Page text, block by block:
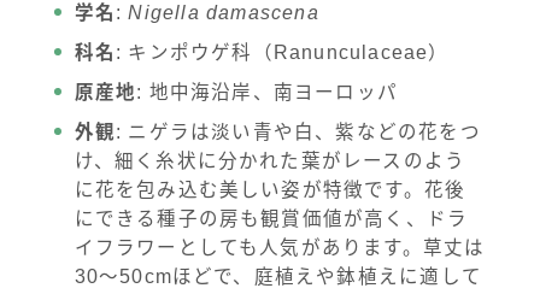
学名 :Nigella damascena
科名 : キンポウゲ科（Ranunculaceae）
原産地: 地中海沿岸、南ヨーロッパ
外観: ニゲラは淡い青や白、紫などの花をつ
け、細く糸状に分かれた葉がレースのよう
に花を包み込む美しい姿が特徴です。花後
にできる種子の房も観賞価値が高く、ドラ
イフラワーとしても人気があります。草丈は
30〜50cmほどで、庭植えや鉢植えに適して